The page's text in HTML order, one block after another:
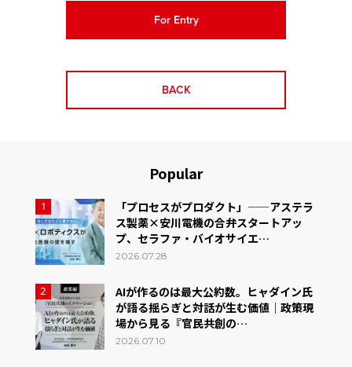
For Entry
BACK
Popular
1
「プロセスがプロダクト」——アステラ
ス製薬×安川電機の合弁スタートアッ
プ、セラファ・バイオサイエ…
2026.07.28
2
AIが作るのは最大公約数。ヒャダイン氏
が語る揺らぎと対話が生む価値｜政策現
場から見る『官民共創の…
2026.07.10